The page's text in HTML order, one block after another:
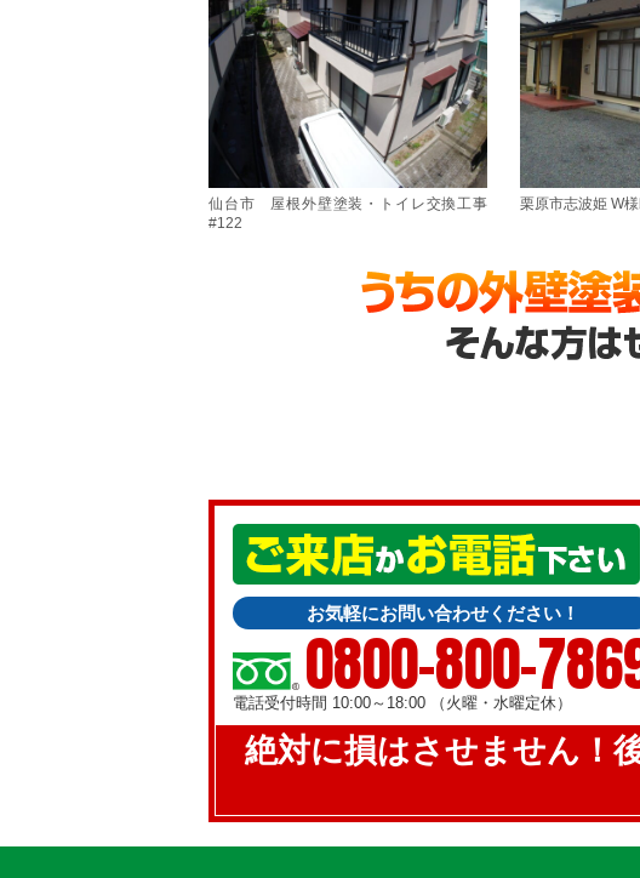
仙台市 屋根外壁塗装・トイレ交換工事
#122
栗原市志波姫 W
お気軽にお問い合わせください！
0800-800-
電話受付時間 10:00～18:00 （火曜・水曜定休）
絶対に損はさせません！